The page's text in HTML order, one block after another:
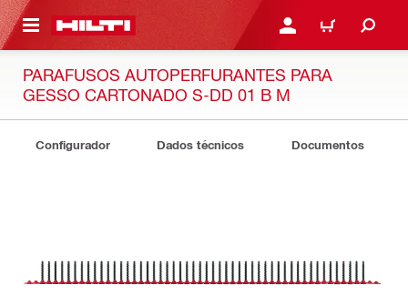
CONTENT ENTRAR OU REGISTAR
CARRINHO
PARAFUSOS AUTOPERFURANTES PARA
GESSO CARTONADO S-DD 01 B M
Configurador Dados técnicos Documentos